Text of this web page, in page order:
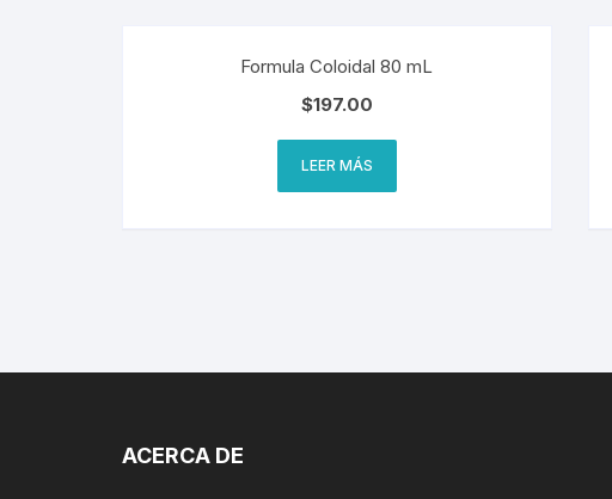
Formula Coloidal 80 mL
$197.00
LEER MÁS
ACERCA DE